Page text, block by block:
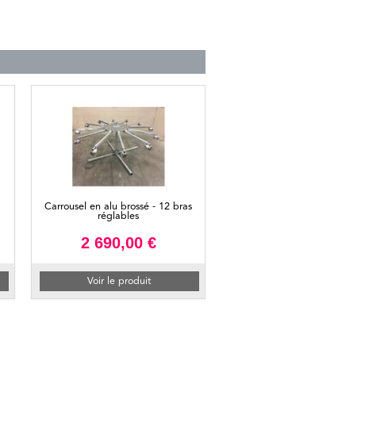
Carrousel en alu brossé - 12 bras
réglables
2 690,00 €
Voir le produit